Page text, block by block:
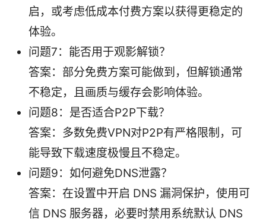
启，或考虑低成本付费方案以获得更稳定的
体验。
问题7：能否用于观影解锁？
答案：部分免费方案可能做到，但解锁通常
不稳定，且画质与缓存会影响体验。
问题8：是否适合P2P下载？
答案：多数免费VPN对P2P有严格限制，可
能导致下载速度极慢且不稳定。
问题9：如何避免DNS泄露？
答案：在设置中开启 DNS 漏洞保护，使用可
信 DNS 服务器，必要时禁用系统默认 DNS